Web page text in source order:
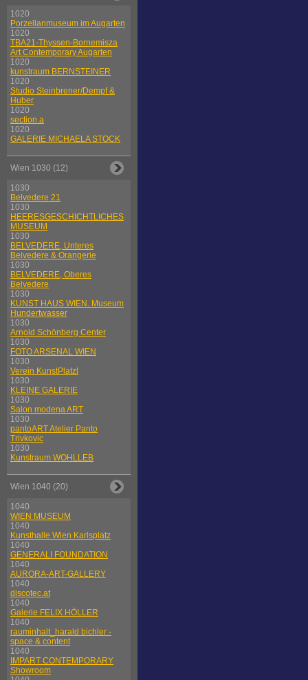
1020
Porzellanmuseum im Augarten
1020
TBA21-Thyssen-Bornemisza
Art Contemporary Augarten
1020
kunstraum BERNSTEINER
1020
Studio Steinbrener/Dempf &
Huber
1020
section.a
1020
GALERIE MICHAELA STOCK
Wien 1030 (12)
1030
Belvedere 21
1030
HEERESGESCHICHTLICHES
MUSEUM
1030
BELVEDERE, Unteres
Belvedere & Orangerie
1030
BELVEDERE, Oberes
Belvedere
1030
KUNST HAUS WIEN. Museum
Hundertwasser
1030
Arnold Schönberg Center
1030
FOTO ARSENAL WIEN
1030
Verein KunstPlatzl
1030
KLEINE GALERIE
1030
Salon modena ART
1030
pantoART Atelier Panto
Trivkovic
1030
Kunstraum WOHLLEB
Wien 1040 (20)
1040
WIEN MUSEUM
1040
Kunsthalle Wien Karlsplatz
1040
GENERALI FOUNDATION
1040
AURORA-ART-GALLERY
1040
discotec.at
1040
Galerie FELIX HÖLLER
1040
rauminhalt_harald bichler -
space & content
1040
IMPART CONTEMPORARY
Showroom